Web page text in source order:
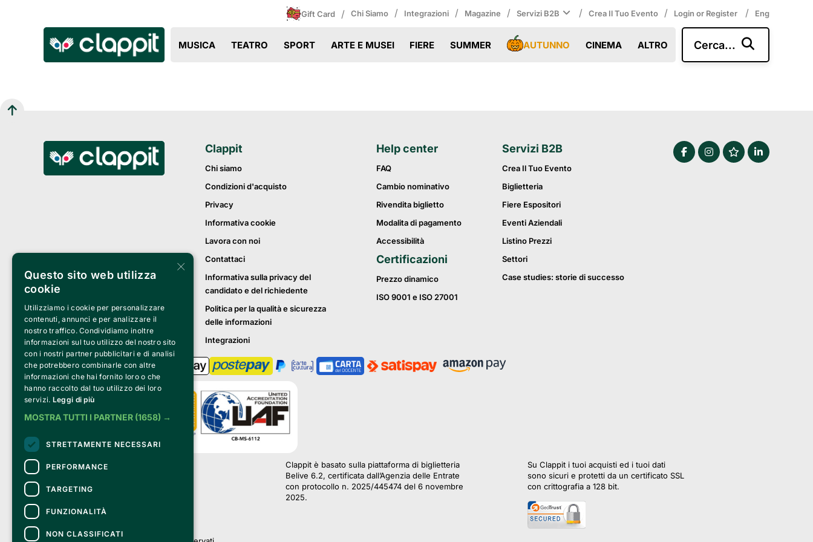
Gift Card / Chi Siamo / Integrazioni / Magazine / Servizi B2B / Crea Il Tuo Evento / Login or Register / Eng
MUSICA TEATRO SPORT ARTE E MUSEI FIERE SUMMER AUTUNNO CINEMA ALTRO Cerca...
Clappit
Chi siamo
Condizioni d'acquisto
Privacy
Informativa cookie
Lavora con noi
Contattaci
Informativa sulla privacy del
candidato e del richiedente
Politica per la qualità e sicurezza
delle informazioni
Integrazioni
Help center
FAQ
Cambio nominativo
Rivendita biglietto
Modalita di pagamento
Accessibilità
Certificazioni
Prezzo dinamico
ISO 9001 e ISO 27001
Servizi B2B
Crea Il Tuo Evento
Biglietteria
Fiere Espositori
Eventi Aziendali
Listino Prezzi
Settori
Case studies: storie di successo
Clappit è un marchio di proprietà di:
a Socio Unico
Balsamo (MI)
Iscr. C.C.I.A.A. Milano R.E.A. 1833471
Clappit è basato sulla piattaforma di biglietteria
Belive 6.2, certificata dall’Agenzia delle Entrate
con protocollo n. 2025/445474 del 6 novembre
2025.
Su Clappit i tuoi acquisti ed i tuoi dati
sono sicuri e protetti da un certificato SSL
con crittografia a 128 bit.
×
Questo sito web utilizza
cookie
Utilizziamo i cookie per personalizzare
contenuti, annunci e per analizzare il
nostro traffico. Condividiamo inoltre
informazioni sul tuo utilizzo del nostro sito
con i nostri partner pubblicitari e di analisi
che potrebbero combinarle con altre
informazioni che hai fornito loro o che
hanno raccolto dal tuo utilizzo dei loro
servizi. Leggi di più
MOSTRA TUTTI I PARTNER (1658) →
STRETTAMENTE NECESSARI
PERFORMANCE
TARGETING
FUNZIONALITÀ
NON CLASSIFICATI